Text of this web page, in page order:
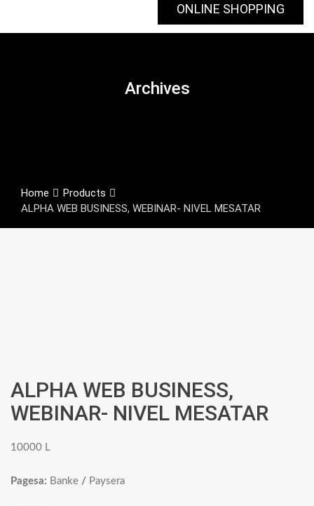
ONLINE SHOPPING
Archives
Home
Products
ALPHA WEB BUSINESS, WEBINAR- NIVEL MESATAR
ALPHA WEB BUSINESS,
WEBINAR- NIVEL MESATAR
10000 L
Pagesa: Banke / Paysera